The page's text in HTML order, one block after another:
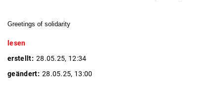
Greetings of solidarity
lesen
erstellt: 28.05.25, 12:34
geändert: 28.05.25, 13:00